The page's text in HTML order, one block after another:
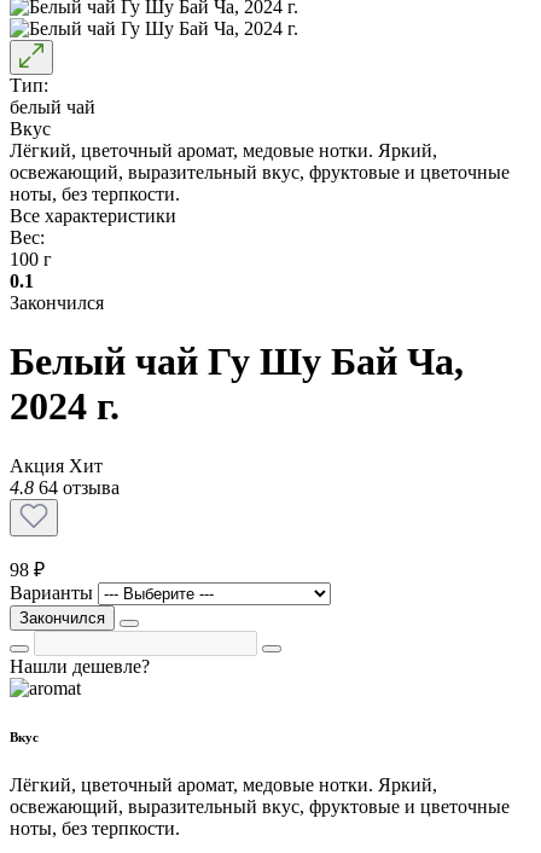
Тип:
белый чай
Вкус
Лёгкий, цветочный аромат, медовые нотки. Яркий,
освежающий, выразительный вкус, фруктовые и цветочные
ноты, без терпкости.
Все характеристики
Вес:
100 г
0.1
Закончился
Белый чай Гу Шу Бай Ча,
2024 г.
Акция Хит
4.8 64 отзыва
98 ₽
Варианты
Закончился
Нашли дешевле?
Вкус
Лёгкий, цветочный аромат, медовые нотки. Яркий,
освежающий, выразительный вкус, фруктовые и цветочные
ноты, без терпкости.